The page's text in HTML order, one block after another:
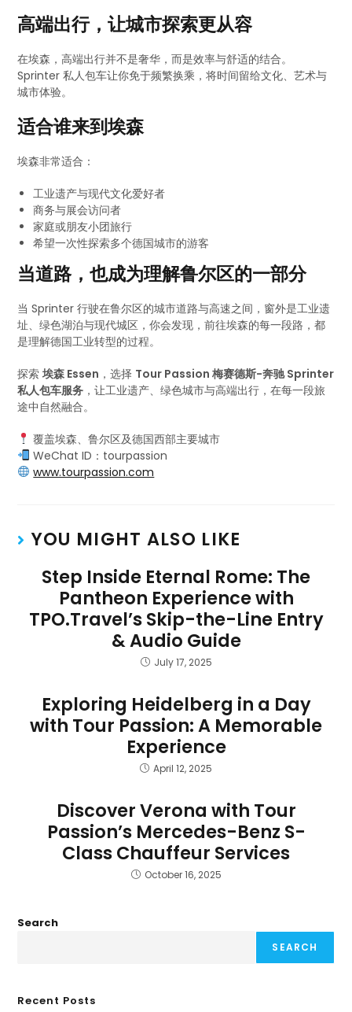
高端出行，让城市探索更从容
在埃森，高端出行并不是奢华，而是效率与舒适的结合。
Sprinter 私人包车让你免于频繁换乘，将时间留给文化、艺术与
城市体验。
适合谁来到埃森
埃森非常适合：
工业遗产与现代文化爱好者
商务与展会访问者
家庭或朋友小团旅行
希望一次性探索多个德国城市的游客
当道路，也成为理解鲁尔区的一部分
当 Sprinter 行驶在鲁尔区的城市道路与高速之间，窗外是工业遗
址、绿色湖泊与现代城区，你会发现，前往埃森的每一段路，都
是理解德国工业转型的过程。
探索埃森 Essen ，选择 Tour Passion 梅赛德斯-奔驰 Sprinter
私人包车服务 ，让工业遗产、绿色城市与高端出行，在每一段旅
途中自然融合。
覆盖埃森、鲁尔区及德国西部主要城市
WeChat ID：tourpassion
www.tourpassion.com
YOU MIGHT ALSO LIKE
Step Inside Eternal Rome: The
Pantheon Experience with
TPO.Travel’s Skip-the-Line Entry
& Audio Guide
July 17, 2025
Exploring Heidelberg in a Day
with Tour Passion: A Memorable
Experience
April 12, 2025
Discover Verona with Tour
Passion’s Mercedes-Benz S-
Class Chauffeur Services
October 16, 2025
Search
SEARCH
Recent Posts